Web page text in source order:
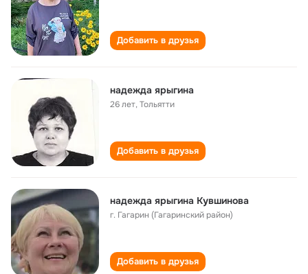
Добавить в друзья
надежда ярыгина
26 лет,Тольятти
Добавить в друзья
надежда ярыгина Кувшинова
г. Гагарин (Гагаринский район)
Добавить в друзья